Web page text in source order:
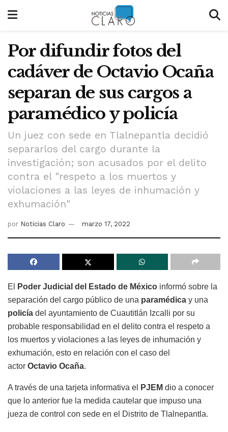
Por difundir fotos del
cadáver de Octavio Ocaña
separan de sus cargos a
paramédico y policía
Un juez con sede en Tlalnepantla decidió
separarlos del cargo durante la
investigación; son acusados por el delito
contra el "respeto a los muertos y
violaciones a las leyes de inhumación y
exhumación"
por Noticias Claro marzo 17, 2022
El Poder Judicial del Estado de México informó sobre la
separación del cargo público de una paramédica y una
policía del ayuntamiento de Cuautitlán Izcalli por su
probable responsabilidad en el delito contra el respeto a
los muertos y violaciones a las leyes de inhumación y
exhumación, esto en relación con el caso del
actor Octavio Ocaña.
A través de una tarjeta informativa el PJEM dio a conocer
que lo anterior fue la medida cautelar que impuso una
jueza de control con sede en el Distrito de Tlalnepantla.